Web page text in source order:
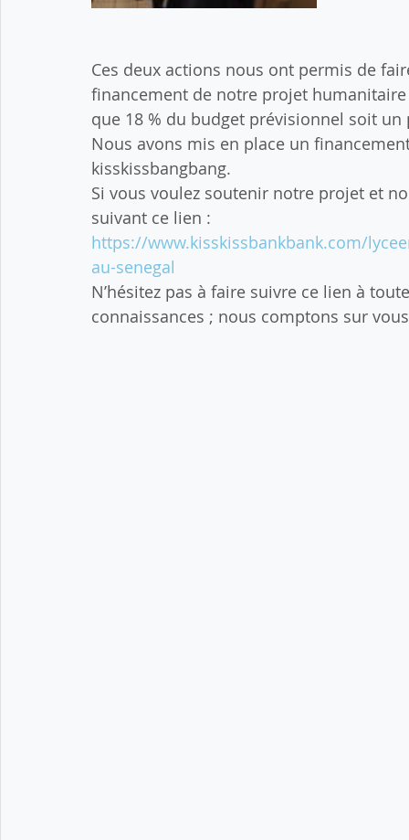
Ces deux actions nous ont permis de
financement de notre projet
que 18 % du budget prévisionnel soit un
Nous avons mis en place un
kisskissbangbang.
Si vous voulez soutenir notre projet et
suivant ce lien :
https://www.kisskissbankbank.com/
au-senegal
N’hésitez pas à faire suivre ce lien à
connaissances ; nous comptons sur